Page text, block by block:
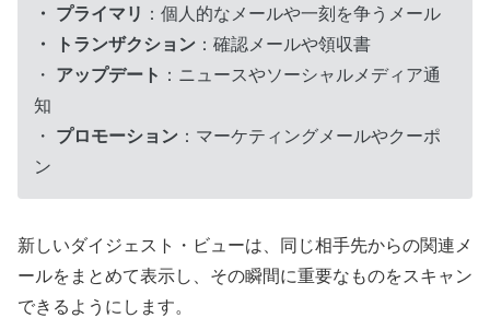
・ プライマリ ：個人的なメールや一刻を争うメール
・ トランザクション ：確認メールや領収書
・ アップデート ：ニュースやソーシャルメディア通
知
・ プロモーション ：マーケティングメールやクーポ
ン
新しいダイジェスト・ビューは、同じ相手先からの関連メ
ールをまとめて表示し、その瞬間に重要なものをスキャン
できるようにします。